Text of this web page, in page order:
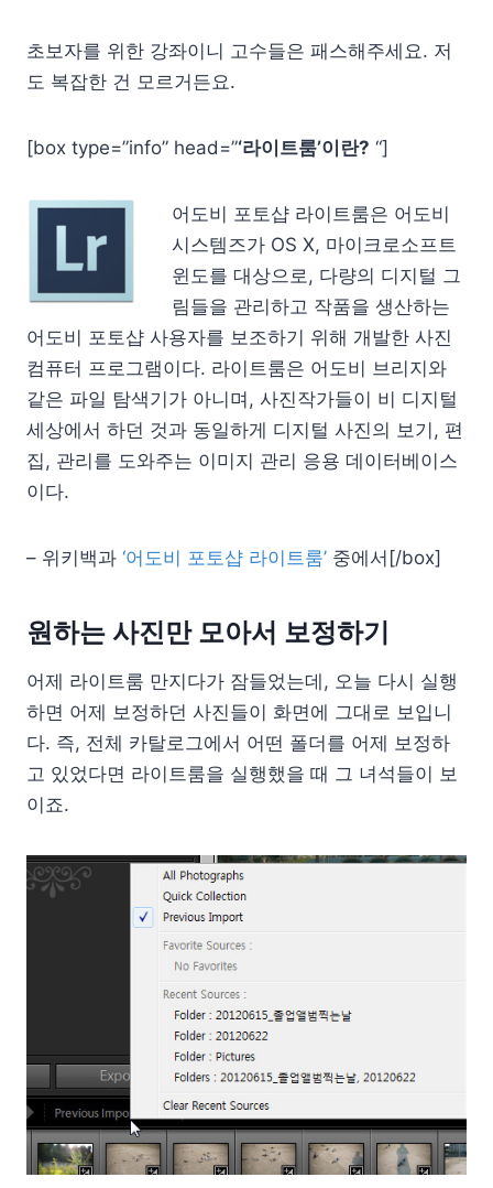
초보자를 위한 강좌이니 고수들은 패스해주세요. 저
도 복잡한 건 모르거든요.
[box type=”info” head=”‘라이트룸’이란? “]
어도비 포토샵 라이트룸은 어도비
시스템즈가 OS X, 마이크로소프트
윈도를 대상으로, 다량의 디지털 그
림들을 관리하고 작품을 생산하는
어도비 포토샵 사용자를 보조하기 위해 개발한 사진
컴퓨터 프로그램이다. 라이트룸은 어도비 브리지와
같은 파일 탐색기가 아니며, 사진작가들이 비 디지털
세상에서 하던 것과 동일하게 디지털 사진의 보기, 편
집, 관리를 도와주는 이미지 관리 응용 데이터베이스
이다.
– 위키백과 ‘어도비 포토샵 라이트룸’ 중에서[/box]
원하는 사진만 모아서 보정하기
어제 라이트룸 만지다가 잠들었는데, 오늘 다시 실행
하면 어제 보정하던 사진들이 화면에 그대로 보입니
다. 즉, 전체 카탈로그에서 어떤 폴더를 어제 보정하
고 있었다면 라이트룸을 실행했을 때 그 녀석들이 보
이죠.